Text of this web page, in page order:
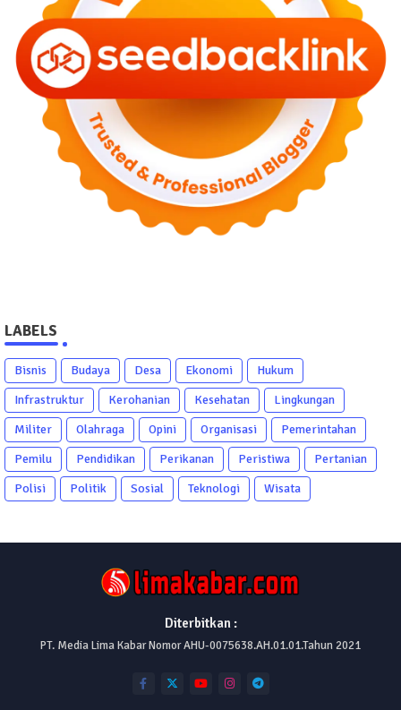
LABELS
Bisnis Budaya Desa Ekonomi
Hukum
Infrastruktur
Kerohanian Kesehatan
Lingkungan
Militer
Olahraga Opini Organisasi
Pemerintahan
Pemilu
Pendidikan Perikanan Peristiwa
Pertanian
Polisi
Politik Sosial Teknologi Wisata
Diterbitkan :
PT. Media Lima Kabar Nomor AHU-0075638.AH.01.01.Tahun 2021